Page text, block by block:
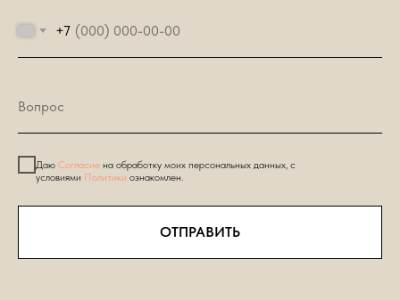
+7
Даю Согласие на обработку моих персональных данных, с
условиями Политики ознакомлен.
ОТПРАВИТЬ